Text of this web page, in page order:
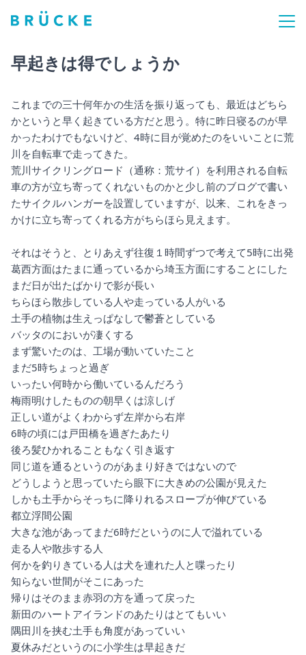
早起きは得でしょうか
これまでの三十何年かの生活を振り返っても、最近はどちら
かというと早く起きている方だと思う。特に昨日寝るのが早
かったわけでもないけど、4時に目が覚めたのをいいことに荒
川を自転車で走ってきた。
荒川サイクリングロード（通称：荒サイ）を利用される自転
車の方が立ち寄ってくれないものかと少し前のブログで書い
たサイクルハンガーを設置していますが、以来、これをきっ
かけに立ち寄ってくれる方がちらほら見えます。
それはそうと、とりあえず往復１時間ずつで考えて5時に出発
葛西方面はたまに通っているから埼玉方面にすることにした
まだ日が出たばかりで影が長い
ちらほら散歩している人や走っている人がいる
土手の植物は生えっぱなしで鬱蒼としている
バッタのにおいが凄くする
まず驚いたのは、工場が動いていたこと
まだ5時ちょっと過ぎ
いったい何時から働いているんだろう
梅雨明けしたものの朝早くは涼しげ
正しい道がよくわからず左岸から右岸
6時の頃には戸田橋を過ぎたあたり
後ろ髪ひかれることもなく引き返す
同じ道を通るというのがあまり好きではないので
どうしようと思っていたら眼下に大きめの公園が見えた
しかも土手からそっちに降りれるスロープが伸びている
都立浮間公園
大きな池があってまだ6時だというのに人で溢れている
走る人や散歩する人
何かを釣りきている人は犬を連れた人と喋ったり
知らない世間がそこにあった
帰りはそのまま赤羽の方を通って戻った
新田のハートアイランドのあたりはとてもいい
隅田川を挟む土手も角度があっていい
夏休みだというのに小学生は早起きだ